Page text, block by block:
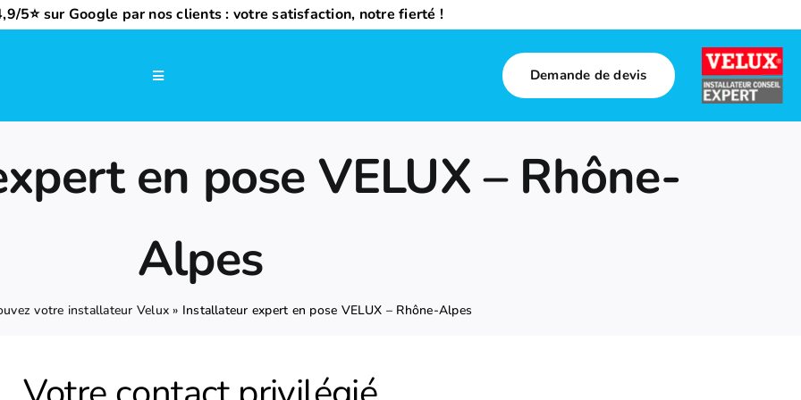
5⭐ sur Google par nos clients : votre satisfaction, notre fierté !
Navigation
Demande de devis
en pose VELUX – Rhône-
Alpes
votre installateur Velux » Installateur expert en pose VELUX – Rhône-Alpes